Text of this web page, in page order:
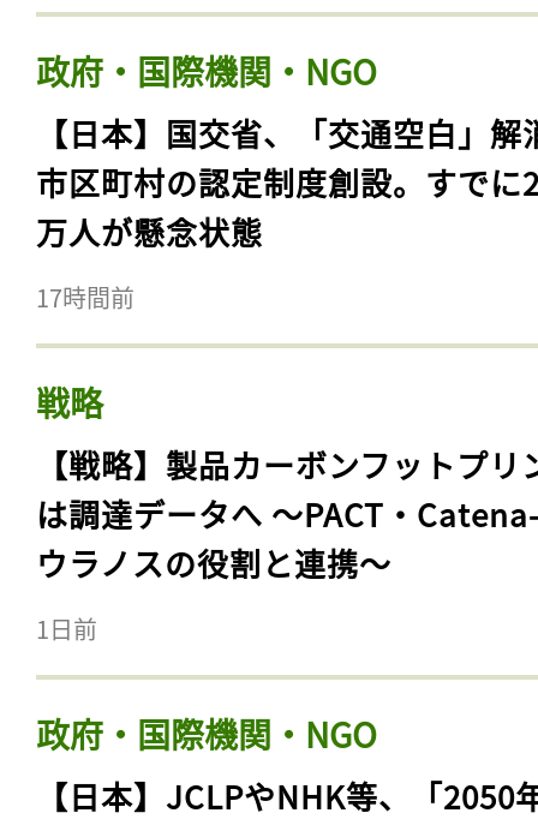
政府・国際機関・NGO
【日本】国交省、「交通空白」解
市区町村の認定制度創設。すでに
万人が懸念状態
17時間前
戦略
【戦略】製品カーボンフットプリ
は調達データへ 〜PACT・
ウラノスの役割と連携〜
1日前
政府・国際機関・NGO
【日本】JCLPやNHK等、「2050
記事をお気に入りに
ログイン